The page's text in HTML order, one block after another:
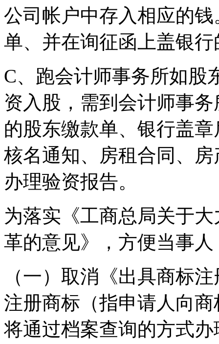
公司帐户中存入相应的
单、并在询征函上盖银行
C、跑会计师事务所如股
资入股，需到会计师事
的股东缴款单、银行盖
核名通知、房租合同、
办理验资报告。
为落实《工商总局关于
革的意见》，方便当事
（一）取消《出具商标
注册商标（指申请人向
将通过档案查询的方式